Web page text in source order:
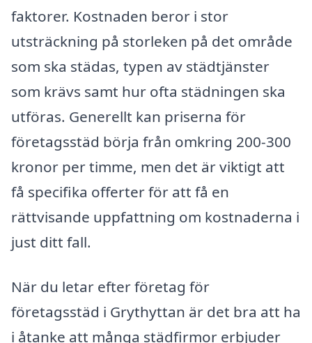
faktorer. Kostnaden beror i stor
utsträckning på storleken på det område
som ska städas, typen av städtjänster
som krävs samt hur ofta städningen ska
utföras. Generellt kan priserna för
företagsstäd börja från omkring 200-300
kronor per timme, men det är viktigt att
få specifika offerter för att få en
rättvisande uppfattning om kostnaderna i
just ditt fall.
När du letar efter företag för
företagsstäd i Grythyttan är det bra att ha
i åtanke att många städfirmor erbjuder